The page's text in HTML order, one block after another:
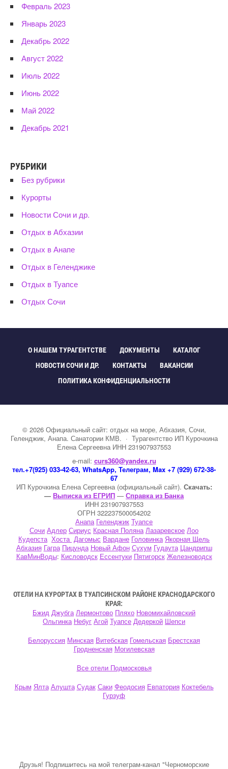
Февраль 2023
Январь 2023
Декабрь 2022
Август 2022
Июль 2022
Июнь 2022
Май 2022
Декабрь 2021
РУБРИКИ
Без рубрики
Курорты
Новости Сочи и др.
Отдых в Абхазии
Отдых в Анапе
Отдых в Геленджике
Отдых в Туапсе
Отдых Сочи
О НАШЕМ ТУРАГЕНТСТВЕ ДОКУМЕНТЫ
КАТАЛОГ
НОВОСТИ СОЧИ И ДР.
КОНТАКТЫ
ВАКАНСИИ
ПОЛИТИКА КОНФИДЕНЦИАЛЬНОСТИ
© 2026 Официальный сайт: отдых на море, Абхазия, Сочи,
Геленджик, Анапа. Санатории КМВ. · Турагентство ИП Курочкина
Елена Сергеевна ИНН 231907937553
e-mail: curs360@yandex.ru
тел.+7(925) 033-42-63, WhatsApp, Телеграм, Max +7 (929) 672-38-
67
ИП Курочкина Елена Сергеевна (официальный сайт). Скачать:
— Выписка из ЕГРИП — Справка из Банка
ИНН 231907937553
ОГРН 322237500054202
Анапа Геленджик Туапсе
Сочи Адлер Сириус Красная Поляна Лазаревское Лоо
Кудепста Хоста Дагомыс Вардане Головинка Якорная Щель
Абхазия Гагра Пицунда Новый Афон Сухум Гудаута Цандрипш
КавМинВоды: Кисловодск Ессентуки Пятигорск Железноводск
ОТЕЛИ НА КУРОРТАХ В ТУАПСИНСКОМ РАЙОНЕ КРАСНОДАРСКОГО
КРАЯ:
Бжид Джубга Лермонтово Пляхо Новомихайловский
Ольгинка Небуг Агой Туапсе Дедеркой Шепси
Белоруссия Минская Витебская Гомельская Брестская
Гродненская Могилевская
Все отели Подмосковья
Крым Ялта Алушта Судак Саки Феодосия Евпатория Коктебель
Гурзуф
Друзья! Подпишитесь на мой телеграм-канал "Черноморские